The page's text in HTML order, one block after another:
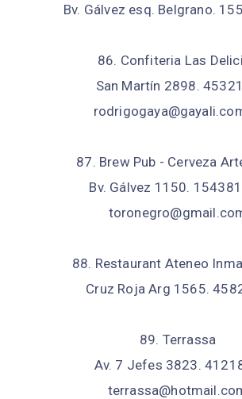
Bv. Gálvez esq. Belgrano.
86. Confiteria Las
San Martín 2898.
87. Brew Pub - Cerveza
Bv. Gálvez 1150.
88. Restaurant Ateneo
Cruz Roja Arg 1565.
89. Terrassa
Av. 7 Jefes 3823.